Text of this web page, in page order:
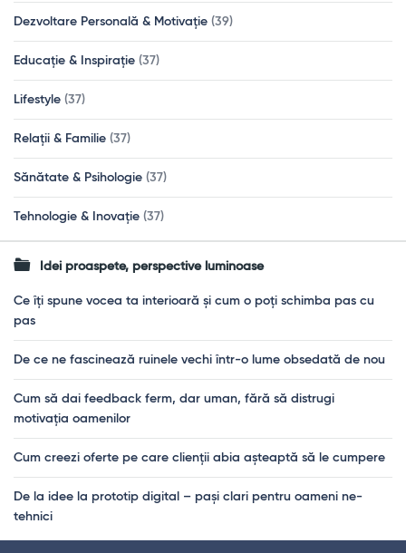
Dezvoltare Personală & Motivație (39)
Educație & Inspirație (37)
Lifestyle (37)
Relații & Familie (37)
Sănătate & Psihologie (37)
Tehnologie & Inovație (37)
Idei proaspete, perspective luminoase
Ce îți spune vocea ta interioară și cum o poți schimba pas cu
pas
De ce ne fascinează ruinele vechi într-o lume obsedată de nou
Cum să dai feedback ferm, dar uman, fără să distrugi
motivația oamenilor
Cum creezi oferte pe care clienții abia așteaptă să le cumpere
De la idee la prototip digital – pași clari pentru oameni ne-
tehnici